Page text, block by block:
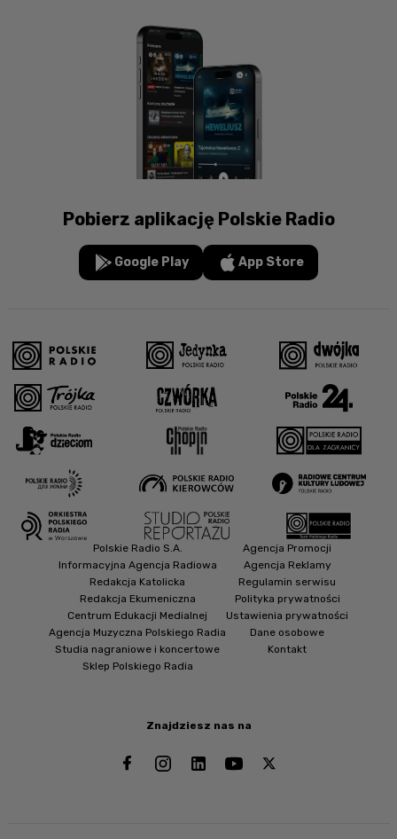
Pobierz aplikację Polskie Radio
Google Play App Store
Znajdziesz nas na
Polskie Radio S.A.
Informacyjna Agencja Radiowa
Redakcja Katolicka
Redakcja Ekumeniczna
Centrum Edukacji Medialnej
Agencja Muzyczna Polskiego Radia
Studia nagraniowe i koncertowe
Sklep Polskiego Radia
Agencja Promocji
Agencja Reklamy
Regulamin serwisu
Polityka prywatności
Ustawienia prywatności
Dane osobowe
Kontakt